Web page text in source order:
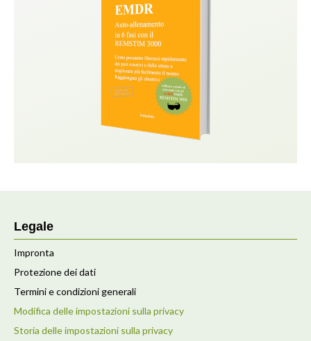
Legale
Impronta
Protezione dei dati
Termini e condizioni generali
Modifica delle impostazioni sulla privacy
Storia delle impostazioni sulla privacy